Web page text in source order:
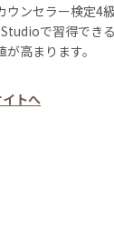
ウンセラー検定4
で習得でき
高まります。
トへ